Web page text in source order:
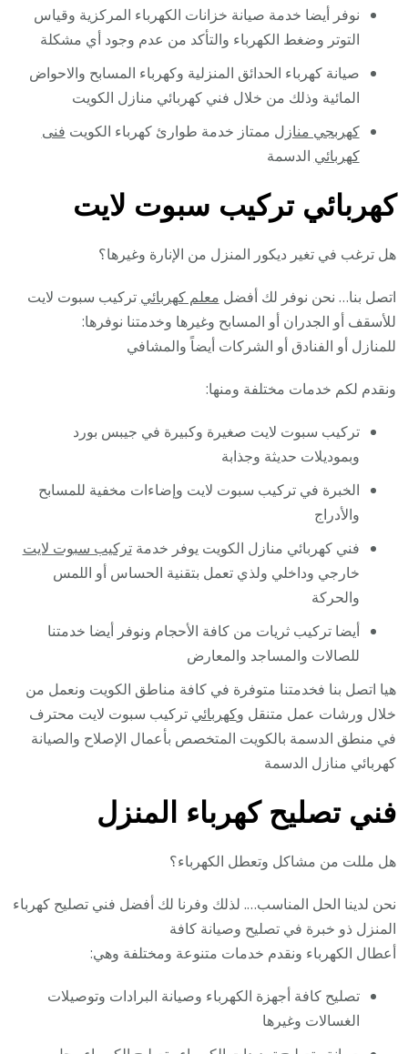
نوفر أيضا خدمة صيانة خزانات الكهرباء المركزية وقياس
التوتر وضغط الكهرباء والتأكد من عدم وجود أي مشكلة
صيانة كهرباء الحدائق المنزلية وكهرباء المسابح والاحواض
المائية وذلك من خلال فني كهربائي منازل الكويت
كهربجي منازل ممتاز خدمة طوارئ كهرباء الكويت فنى
كهربائي الدسمة
كهربائي تركيب سبوت لايت
هل ترغب في تغير ديكور المنزل من الإنارة وغيرها؟
اتصل بنا… نحن نوفر لك أفضل معلم كهربائي تركيب سبوت لايت
للأسقف أو الجدران أو المسابح وغيرها وخدمتنا نوفرها:
للمنازل أو الفنادق أو الشركات أيضاً والمشافي
ونقدم لكم خدمات مختلفة ومنها:
تركيب سبوت لايت صغيرة وكبيرة في جيبس بورد
وبموديلات حديثة وجذابة
الخبرة في تركيب سبوت لايت وإضاءات مخفية للمسابح
والأدراج
فني كهربائي منازل الكويت يوفر خدمةتركيب سبوت لايت
خارجي وداخلي ولذي تعمل بتقنية الحساس أو اللمس
والحركة
أيضا تركيب ثريات من كافة الأحجام ونوفر أيضا خدمتنا
للصالات والمساجد والمعارض
هيا اتصل بنا فخدمتنا متوفرة في كافة مناطق الكويت ونعمل من
خلال ورشات عمل متنقل وكهربائي تركيب سبوت لايت محترف
في منطق الدسمة بالكويت المتخصص بأعمال الإصلاح والصيانة
كهربائي منازل الدسمة
فني تصليح كهرباء المنزل
هل مللت من مشاكل وتعطل الكهرباء؟
نحن لدينا الحل المناسب…. لذلك وفرنا لك أفضل فني تصليح كهرباء
المنزل ذو خبرة في تصليح وصيانة كافة
أعطال الكهرباء ونقدم خدمات متنوعة ومختلفة وهي:
تصليح كافة أجهزة الكهرباء وصيانة البرادات وتوصيلات
الغسالات وغيرها